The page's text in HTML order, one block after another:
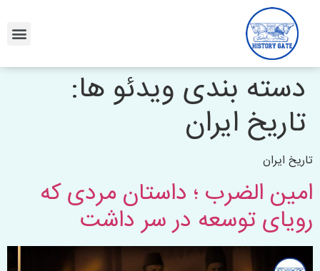
دسته بندی ویدئو ها:
تاریخ ایران
تاریخ ایران
امین‌ الضرب ؛ داستان مردی که
رویای توسعه در سر داشت